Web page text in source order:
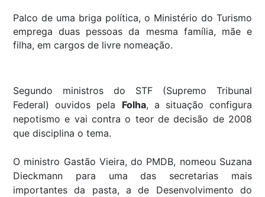
Palco de uma briga política, o Ministério do Turismo
emprega duas pessoas da mesma família, mãe e
filha, em cargos de livre nomeação.
Segundo ministros do STF (Supremo Tribunal
Federal) ouvidos pela Folha, a situação configura
nepotismo e vai contra o teor de decisão de 2008
que disciplina o tema.
O ministro Gastão Vieira, do PMDB, nomeou Suzana
Dieckmann para uma das secretarias mais
importantes da pasta, a de Desenvolvimento do